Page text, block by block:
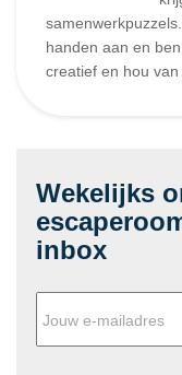
handen aan en
creatief en hou van
Wekelijks
inbox